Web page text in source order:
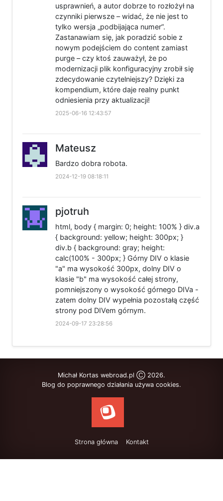
usprawnień, a autor dobrze to rozłożył na
czynniki pierwsze – widać, że nie jest to
tylko wersja „podbijająca numer”.
Zastanawiam się, jak poradzić sobie z
nowym podejściem do content zamiast
purge – czy ktoś zauważył, że po
modernizacji plik konfiguracyjny zrobił się
zdecydowanie czytelniejszy? Dzięki za
kompendium, które daje realny punkt
odniesienia przy aktualizacji!
2025-06-16 12:43:57
Mateusz
Bardzo dobra robota.
2024-12-19 08:18:11
pjotruh
html, body { margin: 0; height: 100% } div.a
{ background: yellow; height: 300px; }
div.b { background: gray; height:
calc(100% - 300px; } Górny DIV o klasie
"a" ma wysokość 300px, dolny DIV o
klasie "b" ma wysokość całej strony,
pomniejszony o wysokość górnego DIVa -
zatem dolny DIV wypełnia pozostałą część
strony pod DIVem górnym.
2024-09-17 23:28:56
Michał Kortas webroad.pl Ⓒ 2026.
Blog do poprawnego działania używa cookies.
Strona główna Kontakt